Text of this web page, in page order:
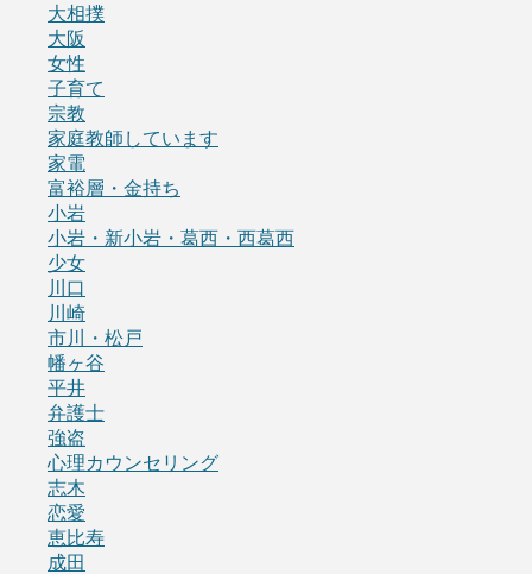
大相撲
大阪
女性
子育て
宗教
家庭教師しています
家電
富裕層・金持ち
小岩
小岩・新小岩・葛西・西葛西
少女
川口
川崎
市川・松戸
幡ヶ谷
平井
弁護士
強盗
心理カウンセリング
志木
恋愛
恵比寿
成田